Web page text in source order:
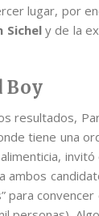
lugar, por
Sichel y de la
Boy
resultados,
tiene una
invitó
ambos
para